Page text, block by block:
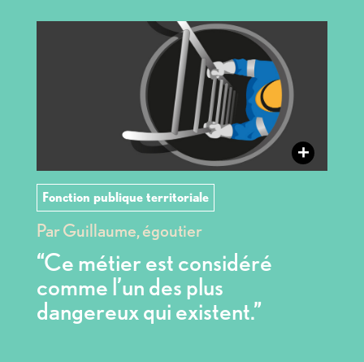
+
Fonction publique territoriale
Par Guillaume, égoutier
“Ce métier est considéré
comme l’un des plus
dangereux qui existent.”